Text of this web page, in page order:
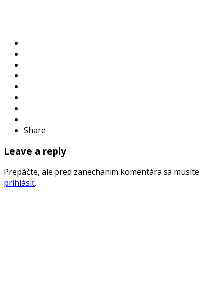
Share
Leave a reply
Prepáčte, ale pred zanechaním komentára sa musíte
prihlásiť.